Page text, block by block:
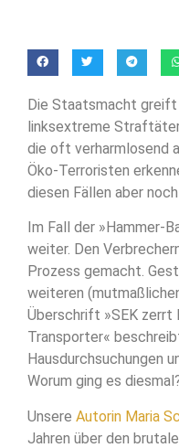
Die Staatsmacht
linksextreme
die oft verharmlosend
Öko-Terroristen
diesen Fällen aber
Im Fall der »Hammer-
weiter. Den
Prozess gemacht.
weiteren
Überschrift »SEK zerrt
Transporter«
Hausdurchsuchungen
Worum ging es
Unsere Autorin Maria
Jahren über den